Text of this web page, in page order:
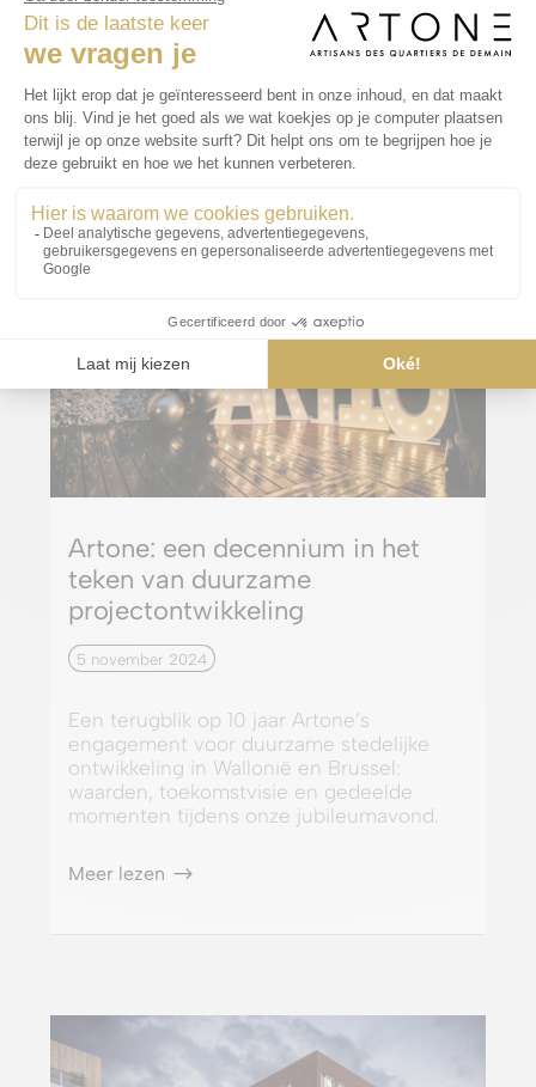
Vind je ook leuk…
Artone: een decennium in het
teken van duurzame
projectontwikkeling
5 november 2024
Een terugblik op 10 jaar Artone’s
engagement voor duurzame stedelijke
ontwikkeling in Wallonië en Brussel:
waarden, toekomstvisie en gedeelde
momenten tijdens onze jubileumavond.
Meer lezen